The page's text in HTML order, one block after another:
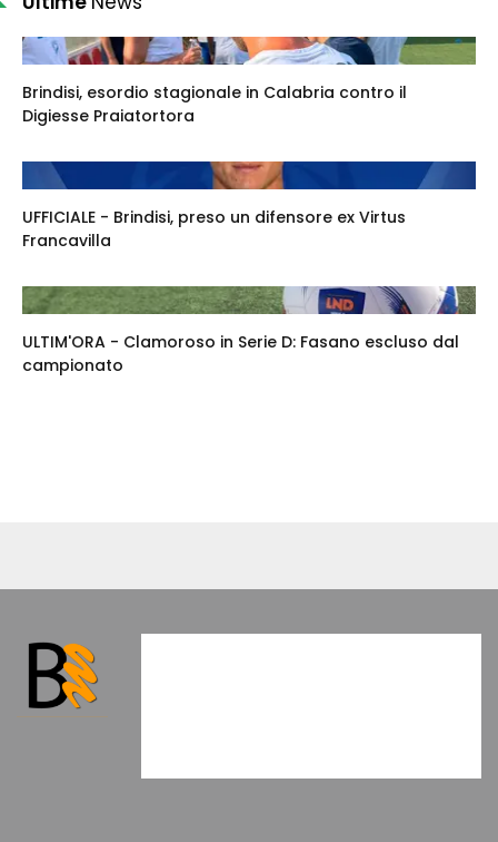
Brindisi, esordio stagionale in Calabria contro il
Digiesse Praiatortora
UFFICIALE - Brindisi, preso un difensore ex Virtus
Francavilla
ULTIM'ORA - Clamoroso in Serie D: Fasano escluso dal
campionato